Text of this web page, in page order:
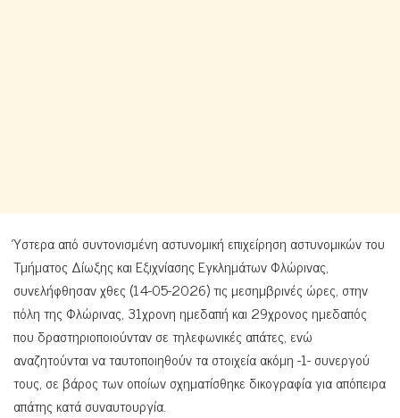
Ύστερα από συντονισμένη αστυνομική επιχείρηση αστυνομικών του
Τμήματος Δίωξης και Εξιχνίασης Εγκλημάτων Φλώρινας,
συνελήφθησαν χθες (14-05-2026) τις μεσημβρινές ώρες, στην
πόλη της Φλώρινας, 31χρονη ημεδαπή και 29χρονος ημεδαπός
που δραστηριοποιούνταν σε τηλεφωνικές απάτες, ενώ
αναζητούνται να ταυτοποιηθούν τα στοιχεία ακόμη -1- συνεργού
τους, σε βάρος των οποίων σχηματίσθηκε δικογραφία για απόπειρα
απάτης κατά συναυτουργία.